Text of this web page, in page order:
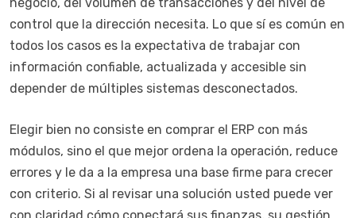
control que la dirección necesita. Lo que sí es común en
todos los casos es la expectativa de trabajar con
información confiable, actualizada y accesible sin
depender de múltiples sistemas desconectados.
Elegir bien no consiste en comprar el ERP con más
módulos, sino el que mejor ordena la operación, reduce
errores y le da a la empresa una base firme para crecer
con criterio. Si al revisar una solución usted puede ver